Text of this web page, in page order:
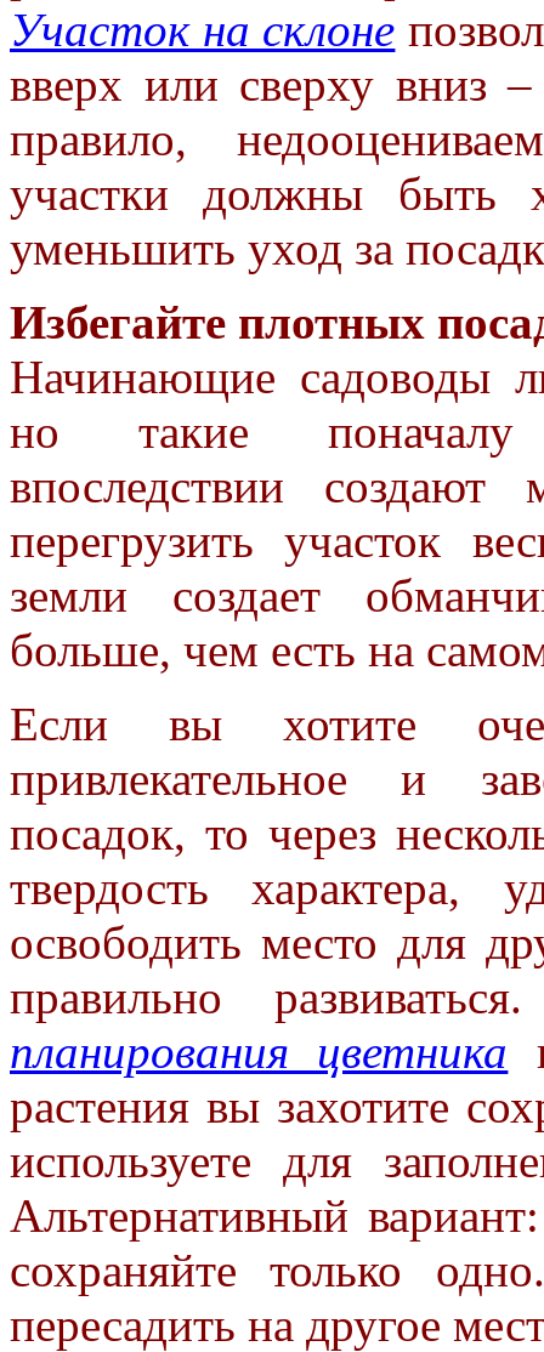
Участок на склоне
вверх или сверху вниз
правило,
участки должны быть
уменьшить уход за
Избегайте плотных
Начинающие садоводы
но такие поначалу
впоследствии создают
перегрузить участок
земли создает
больше, чем есть на
Если вы хотите
привлекательноеи
посадок, то через
твердость характера,
освободить место для
правильно
планирования цветника
растения вы захотите
используете для
Альтернативный
сохраняйте только
пересадить на другое